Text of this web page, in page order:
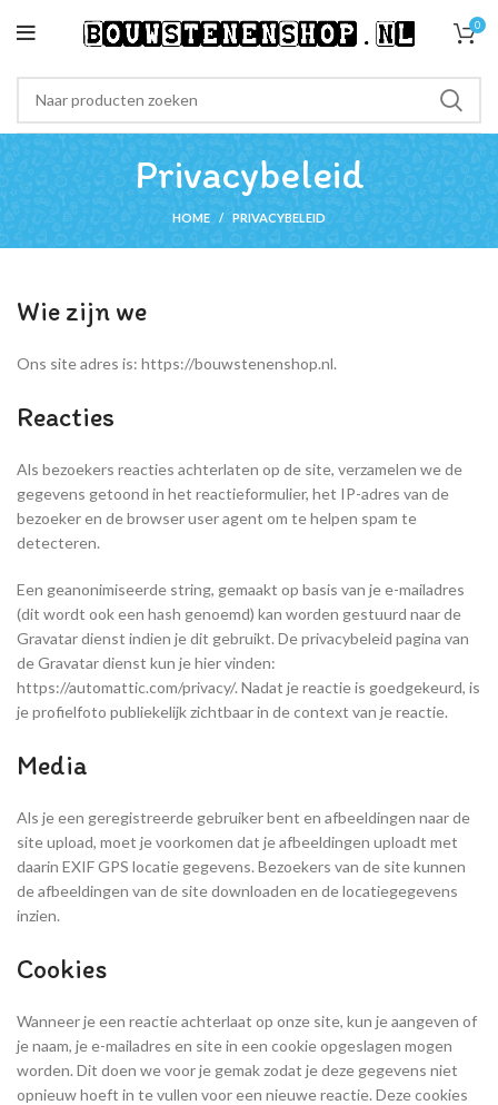
0
Privacybeleid
HOME PRIVACYBELEID
Wie zijn we
Ons site adres is: https://bouwstenenshop.nl.
Reacties
Als bezoekers reacties achterlaten op de site, verzamelen we de
gegevens getoond in het reactieformulier, het IP-adres van de
bezoeker en de browser user agent om te helpen spam te
detecteren.
Een geanonimiseerde string, gemaakt op basis van je e-mailadres
(dit wordt ook een hash genoemd) kan worden gestuurd naar de
Gravatar dienst indien je dit gebruikt. De privacybeleid pagina van
de Gravatar dienst kun je hier vinden:
https://automattic.com/privacy/. Nadat je reactie is goedgekeurd, is
je profielfoto publiekelijk zichtbaar in de context van je reactie.
Media
Als je een geregistreerde gebruiker bent en afbeeldingen naar de
site upload, moet je voorkomen dat je afbeeldingen uploadt met
daarin EXIF GPS locatie gegevens. Bezoekers van de site kunnen
de afbeeldingen van de site downloaden en de locatiegegevens
inzien.
Cookies
Wanneer je een reactie achterlaat op onze site, kun je aangeven of
je naam, je e-mailadres en site in een cookie opgeslagen mogen
worden. Dit doen we voor je gemak zodat je deze gegevens niet
opnieuw hoeft in te vullen voor een nieuwe reactie. Deze cookies